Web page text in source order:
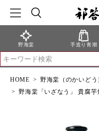
野海棠 手造り青潮
HOME
野海棠（のかいど
野海棠「いざなう」 貴腐芋